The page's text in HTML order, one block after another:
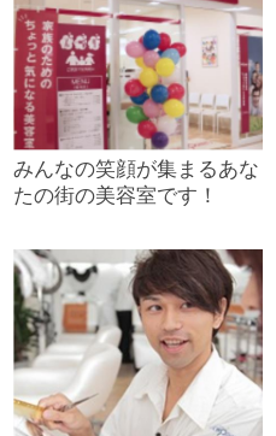
みんなの笑顔が集まるあな
たの街の美容室です！